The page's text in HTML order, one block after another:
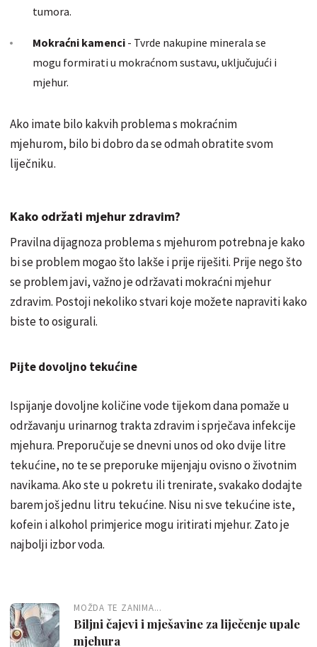
tumora.
Mokraćni kamenci - Tvrde nakupine minerala se
mogu formirati u mokraćnom sustavu, uključujući i
mjehur.
Ako imate bilo kakvih problema s mokraćnim
mjehurom, bilo bi dobro da se odmah obratite svom
liječniku.
Kako održati mjehur zdravim?
Pravilna dijagnoza problema s mjehurom potrebna je kako
bi se problem mogao što lakše i prije riješiti. Prije nego što
se problem javi, važno je održavati mokraćni mjehur
zdravim. Postoji nekoliko stvari koje možete napraviti kako
biste to osigurali.
Pijte dovoljno tekućine
Ispijanje dovoljne količine vode tijekom dana pomaže u
održavanju urinarnog trakta zdravim i sprječava infekcije
mjehura. Preporučuje se dnevni unos od oko dvije litre
tekućine, no te se preporuke mijenjaju ovisno o životnim
navikama. Ako ste u pokretu ili trenirate, svakako dodajte
barem još jednu litru tekućine. Nisu ni sve tekućine iste,
kofein i alkohol primjerice mogu iritirati mjehur. Zato je
najbolji izbor voda.
MOŽDA TE ZANIMA...
Biljni čajevi i mješavine za liječenje upale
mjehura